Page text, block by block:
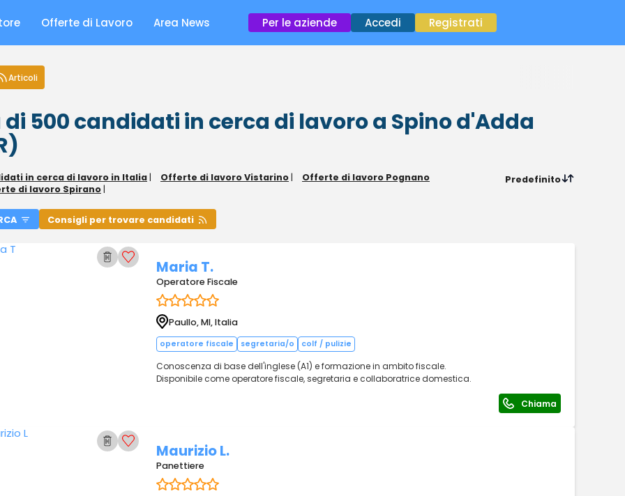
Offerte di Lavoro Area News Per le aziende Accedi Registrati
Articoli
di 500candidati in cerca di lavoroa Spino d'Adda
in cerca di lavoro in Italia | Offerte di lavoro Vistarino |
Offerte di lavoro Pognano
di lavoro Spirano |
Predefinito
Consigli per trovare candidati
Maria T.
Operatore Fiscale
Paullo, MI, Italia
operatore fiscale segretaria/o colf / pulizie
Conoscenza di base dell'inglese (A1) e formazione in ambito fiscale.
Disponibile come operatore fiscale, segretaria e collaboratrice domestica.
Chiama
Maurizio L.
Panettiere